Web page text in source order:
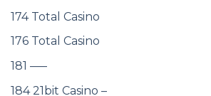
174 Total Casino
176 Total Casino
181 —–
184 21bit Casino –